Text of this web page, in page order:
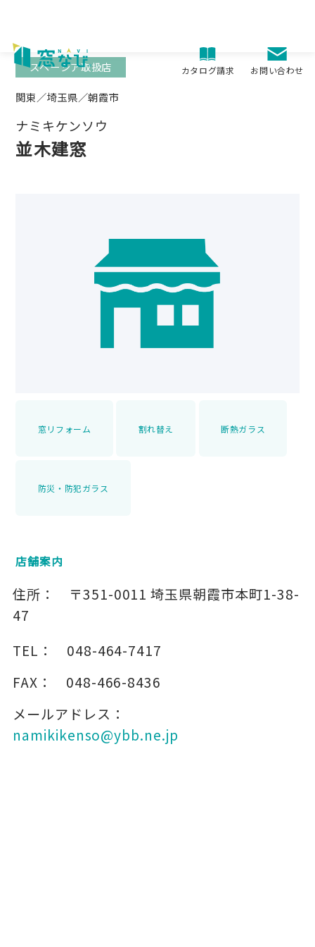
content
カタログ請求 お問い合わせ
関東／埼玉県／朝霞市
ナミキケンソウ
並木建窓
スペーシア取扱店
窓リフォーム 割れ替え 断熱ガラス
防災・防犯ガラス
店舗案内
住所： 〒351-0011 埼玉県朝霞市本町1-38-
47
TEL：
048-464-7417
FAX：
048-466-8436
メールアドレス：
namikikenso@ybb.ne.jp